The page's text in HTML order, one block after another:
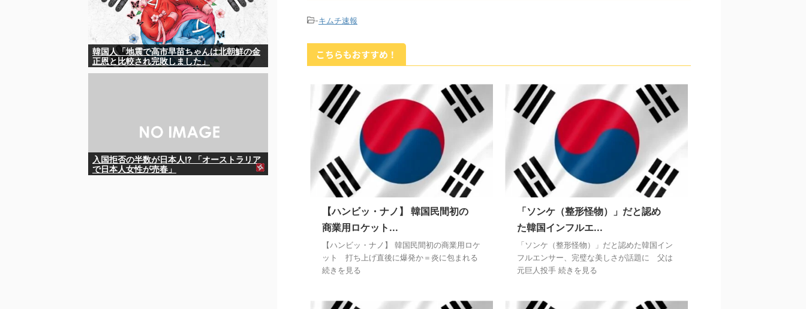
-キムチ速報
こちらもおすすめ！
【ハンビッ・ナノ】 韓国民間初の
商業用ロケット...
【ハンビッ・ナノ】 韓国民間初の商業用ロケ
ット 打ち上げ直後に爆発か＝炎に包まれる
続きを見る
「ソンケ（整形怪物）」だと認め
た韓国インフルエ...
「ソンケ（整形怪物）」だと認めた韓国イン
フルエンサー、完璧な美しさが話題に 父は
元巨人投手 続きを見る
韓国人「地震で高市早苗ちゃんは北朝鮮の金
正恩と比較され完敗しました」
入国拒否の半数が日本人!? 「オーストラリア
で日本人女性が売春」